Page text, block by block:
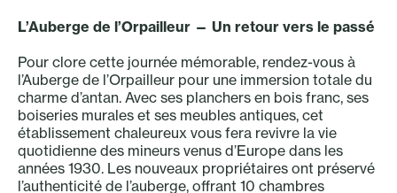
L’Auberge de l’Orpailleur — Un retour vers le passé
Pour clore cette journée mémorable, rendez-vous à
l’Auberge de l’Orpailleur pour une immersion totale du
charme d’antan. Avec ses planchers en bois franc, ses
boiseries murales et ses meubles antiques, cet
établissement chaleureux vous fera revivre la vie
quotidienne des mineurs venus d’Europe dans les
années 1930. Les nouveaux propriétaires ont préservé
l’authenticité de l’auberge, offrant 10 chambres